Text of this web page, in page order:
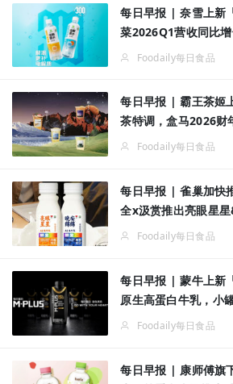
每日早报 | 奈雪上新
菜2026Q1营收同比
Foodaily每日食品
每日早报 | 霸王茶姬
茶特调，盒马2026财
Foodaily每日食品
每日早报 | 雀巢加快
全x汲赏推出亮眼星
Foodaily每日食品
每日早报 | 蒙牛上新
原生高蛋白牛乳，小
无糖茶饮料
Foodaily每日食品
每日早报 | 康师傅旗